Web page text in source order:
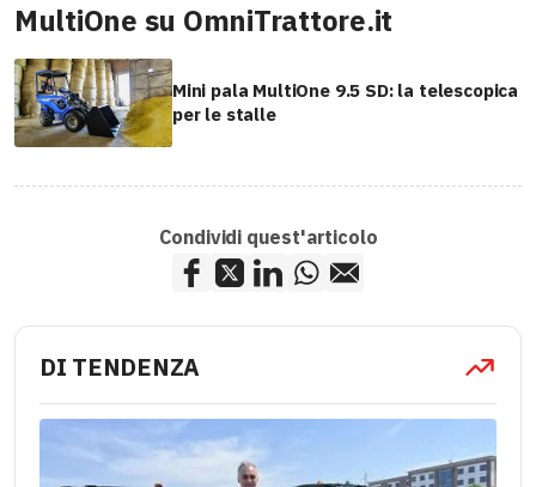
MultiOne su OmniTrattore.it
Mini pala MultiOne 9.5 SD: la telescopica
per le stalle
Condividi quest'articolo
DI TENDENZA